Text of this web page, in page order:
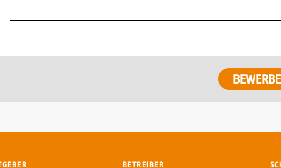
BETREIBER